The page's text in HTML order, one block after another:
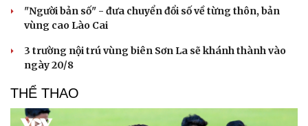
"Người bản số" - đưa chuyển đổi số về từng thôn, bản
vùng cao Lào Cai
3 trường nội trú vùng biên Sơn La sẽ khánh thành vào
ngày 20/8
THỂ THAO